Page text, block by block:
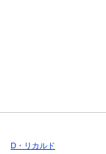
D・リカルド